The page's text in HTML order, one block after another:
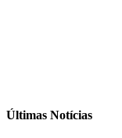
Últimas Notícias